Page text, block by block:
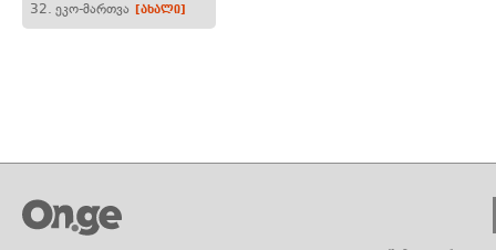
32. ეკო-მართვა [ახალი]